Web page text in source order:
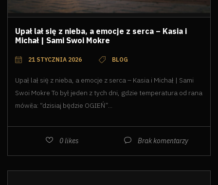
Upał lał się z nieba, a emocje z serca – Kasia i
Michał | Sami Swoi Mokre
21 STYCZNIA 2026 BLOG
Upał lał się z nieba, a emocje z serca – Kasia i Michał | Sami
Swoi Mokre To był jeden z tych dni, gdzie temperatura od rana
mówiła: “dzisiaj będzie OGIEŃ”...
0likes Brak komentarzy